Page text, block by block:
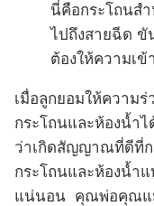
นี่คือกระโถนส
ไปถึงสายฉีด
ต้องให้ความเข้
เมื่อลูกยอมให้ความร่
กระโถนและห้องน้ำ
ว่าเกิดสัญญาณที่ดีที่ก
กระโถนและห้องน้ำแ
แน่นอน คุณพ่อคุณแม่